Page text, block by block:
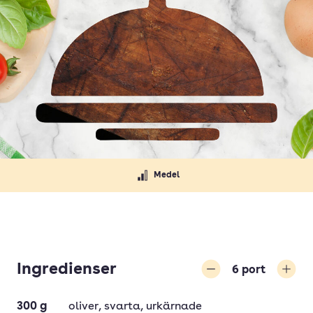
Medel
Ingredienser 6 port
300 g oliver, svarta, urkärnade